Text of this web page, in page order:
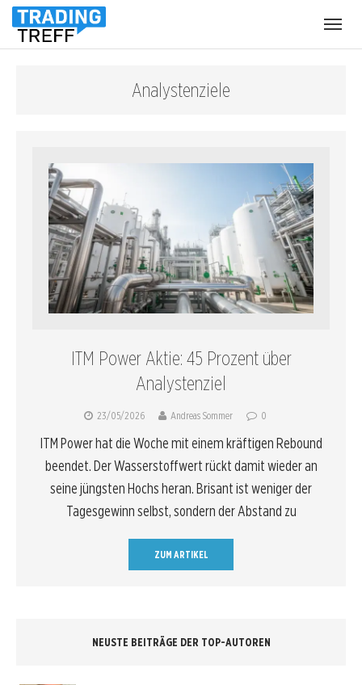
Analystenziele
ITM Power Aktie: 45 Prozent über
Analystenziel
23/05/2026 Andreas Sommer 0
ITM Power hat die Woche mit einem kräftigen Rebound
beendet. Der Wasserstoffwert rückt damit wieder an
seine jüngsten Hochs heran. Brisant ist weniger der
Tagesgewinn selbst, sondern der Abstand zu
ZUM ARTIKEL
NEUSTE BEITRÄGE DER TOP-AUTOREN